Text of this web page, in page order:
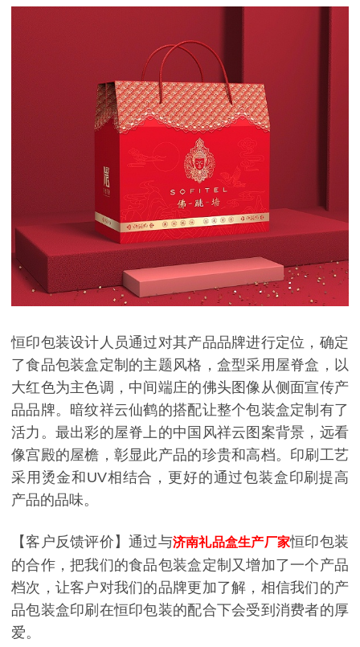
恒印包装设计人员通过对其产品品牌进行定位，确定
了食品包装盒定制的主题风格，盒型采用屋脊盒，以
大红色为主色调，中间端庄的佛头图像从侧面宣传产
品品牌。暗纹祥云仙鹤的搭配让整个包装盒定制有了
活力。最出彩的屋脊上的中国风祥云图案背景，远看
像宫殿的屋檐，彰显此产品的珍贵和高档。印刷工艺
采用烫金和UV相结合，更好的通过包装盒印刷提高
产品的品味。
【客户反馈评价】通过与济南礼品盒生产厂家恒印包装
的合作，把我们的食品包装盒定制又增加了一个产品
档次，让客户对我们的品牌更加了解，相信我们的产
品包装盒印刷在恒印包装的配合下会受到消费者的厚
爱。